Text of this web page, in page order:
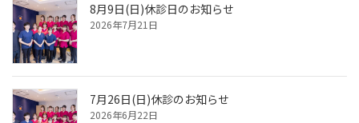
8月9日(日)休診日のお知らせ
2026年7月21日
7月26日(日)休診のお知らせ
2026年6月22日